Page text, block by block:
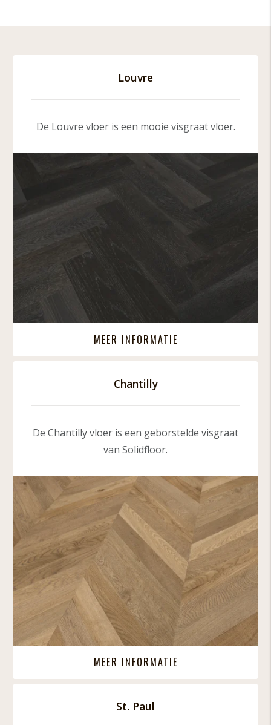
Louvre
De Louvre vloer is een mooie visgraat vloer.
MEER INFORMATIE
Chantilly
De Chantilly vloer is een geborstelde visgraat
van Solidfloor.
MEER INFORMATIE
St. Paul